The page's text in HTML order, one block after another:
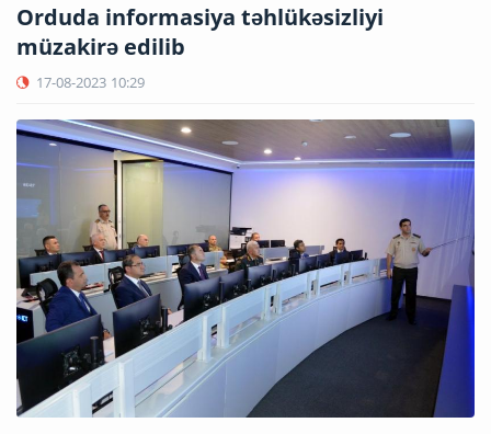
Orduda informasiya təhlükəsizliyi
müzakirə edilib
17-08-2023 10:29